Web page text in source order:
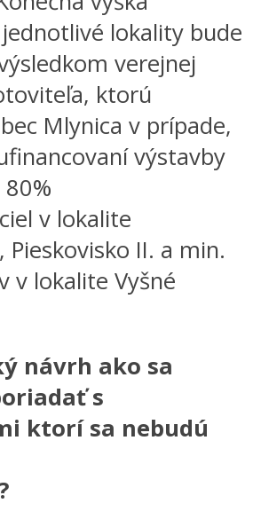
lokality bude
verejnej
ktorú
Mlynica v prípade,
výstavby
v lokalite
Pieskovisko II. a min.
v lokalite Vyšné
návrh ako sa
s
ktorí sa nebudú